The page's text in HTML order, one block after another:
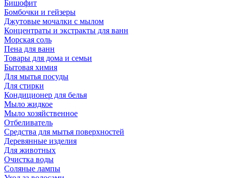
Бишофит
Бомбочки и гейзеры
Джутовые мочалки с мылом
Концентраты и экстракты для ванн
Морская соль
Пена для ванн
Товары для дома и семьи
Бытовая химия
Для мытья посуды
Для стирки
Кондиционер для белья
Мыло жидкое
Мыло хозяйственное
Отбеливатель
Средства для мытья поверхностей
Деревянные изделия
Для животных
Очистка воды
Соляные лампы